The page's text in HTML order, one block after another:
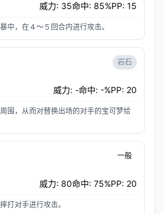
威力: 35命中: 85%PP: 15
中，在４～５回合内进行攻击。
岩石
威力: -命中: -%PP: 20
围，从而对替换出场的对手的宝可梦给
一般
威力: 80命中: 75%PP: 20
打对手进行攻击。